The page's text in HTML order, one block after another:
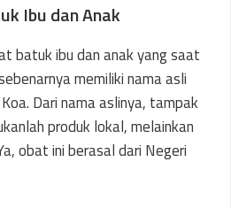
Ibu dan Anak
batuk ibu dan anak yang saat
memiliki nama asli
Dari nama aslinya, tampak
produk lokal, melainkan
obat ini berasal dari Negeri